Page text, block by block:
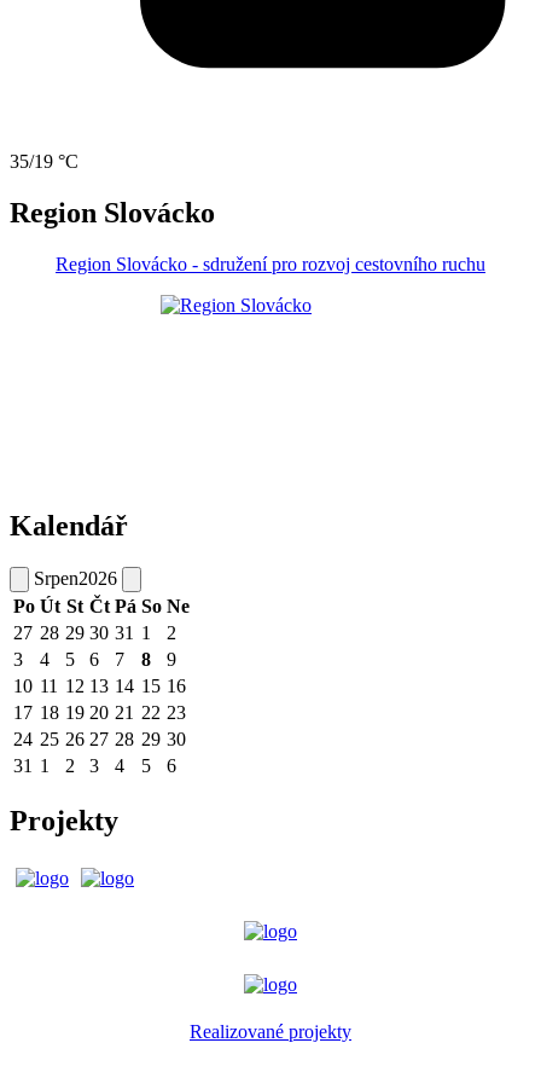
35/19 °C
Region Slovácko
Region Slovácko - sdružení pro rozvoj cestovního ruchu
Kalendář
Srpen2026
Po Út St Čt Pá So Ne
27 28 29 30 31 1
2
3
4 5 6 7 8
9
10 11 12 13 14 15 16
17 18 19 20 21 22 23
24 25 26 27 28 29 30
31 1 2 3 4 5 6
Projekty
Realizované projekty